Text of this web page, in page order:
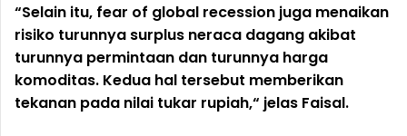
“Selain itu, fear of global recession juga menaikan
risiko turunnya surplus neraca dagang akibat
turunnya permintaan dan turunnya harga
komoditas. Kedua hal tersebut memberikan
tekanan pada nilai tukar rupiah,“ jelas Faisal.